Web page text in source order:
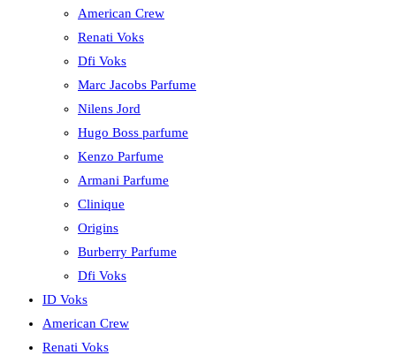
American Crew
Renati Voks
Dfi Voks
Marc Jacobs Parfume
Nilens Jord
Hugo Boss parfume
Kenzo Parfume
Armani Parfume
Clinique
Origins
Burberry Parfume
Dfi Voks
ID Voks
American Crew
Renati Voks